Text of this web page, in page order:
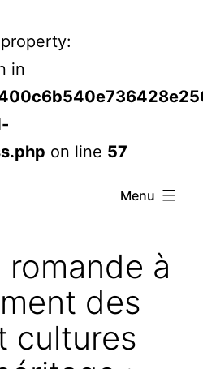
in
on line 57
Menu
à
des
cultures